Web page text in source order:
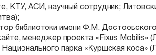
КТУ, АСИ, научный сотрудник;
библиотеки имени Ф.М.
менеджер проекта «Fixus Mobilis»
парка «Куршская коса»